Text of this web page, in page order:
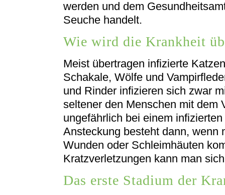
werden und dem
Seuche handelt.
Wie wird die Krankheit
Meist übertragen infizierte
Schakale, Wölfe und
und Rinder infizieren sich zwar
seltener den Menschen mit dem
ungefährlich bei einem
Ansteckung besteht dann, wenn
Wunden oder Schleimhäuten
Kratzverletzungen kann man
Das erste Stadium der